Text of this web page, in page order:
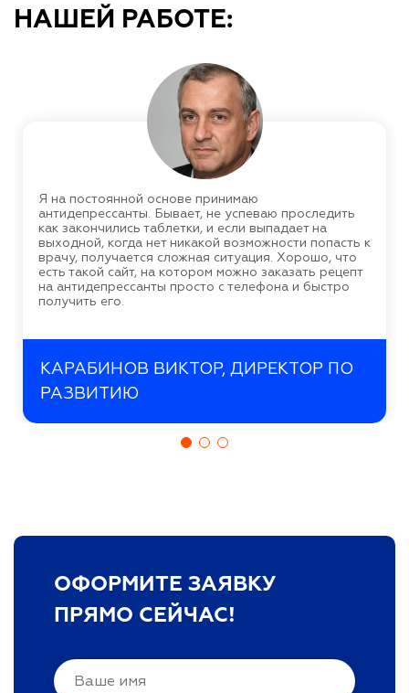
НАШЕЙ РАБОТЕ:
Я на постоянной основе принимаю
антидепрессанты. Бывает, не успеваю проследить
как закончились таблетки, и если выпадает на
выходной, когда нет никакой возможности попасть к
врачу, получается сложная ситуация. Хорошо, что
есть такой сайт, на котором можно заказать рецепт
на антидепрессанты просто с телефона и быстро
получить его.
КАРАБИНОВ ВИКТОР, ДИРЕКТОР ПО
РАЗВИТИЮ
ОФОРМИТЕ ЗАЯВКУ
ПРЯМО СЕЙЧАС!